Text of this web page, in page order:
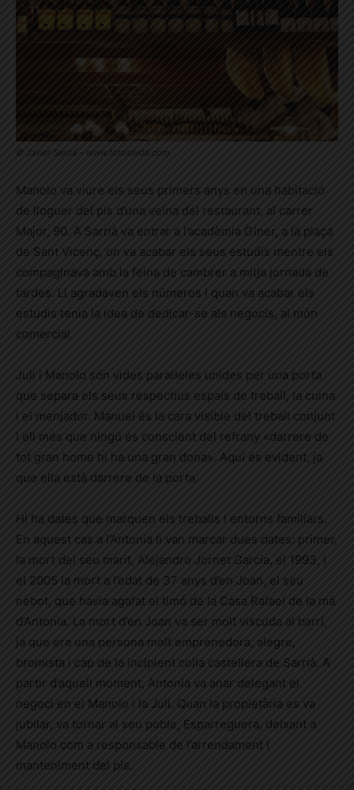
© Javier Sardá – www.fotosarda.com
Manolo va viure els seus primers anys en una habitació
de lloguer del pis d’una veïna del restaurant, al carrer
Major, 90. A Sarrià va entrar a l’acadèmia Giner, a la plaça
de Sant Vicenç, on va acabar els seus estudis mentre els
compaginava amb la feina de cambrer a mitja jornada de
tardes. Li agradaven els números i quan va acabar els
estudis tenia la idea de dedicar-se als negocis, al món
comercial.
Juli i Manolo són vides paral·leles unides per una porta
que separa els seus respectius espais de treball, la cuina
i el menjador. Manuel és la cara visible del treball conjunt
i ell més que ningú és conscient del refrany «darrere de
tot gran home hi ha una gran dona». Aquí és evident, ja
que ella està darrere de la porta.
Hi ha dates que marquen els treballs i entorns familiars.
En aquest cas a l’Antonia li van marcar dues dates: primer,
la mort del seu marit, Alejandro Jornet García, el 1993, i
el 2005 la mort a l’edat de 37 anys d’en Joan, el seu
nebot, que havia agafat el timó de la Casa Rafael de la mà
d’Antonia. La mort d’en Joan va ser molt viscuda al barri,
ja que era una persona molt emprenedora, alegre,
bromista i cap de la incipient colla castellera de Sarrià. A
partir d’aquell moment, Antonia va anar delegant el
negoci en el
Manolo i la Juli. Quan la propietària es va
jubilar, va tornar al seu poble, Esparreguera, deixant a
Manolo com a responsable de l’arrendament i
manteniment del pis.